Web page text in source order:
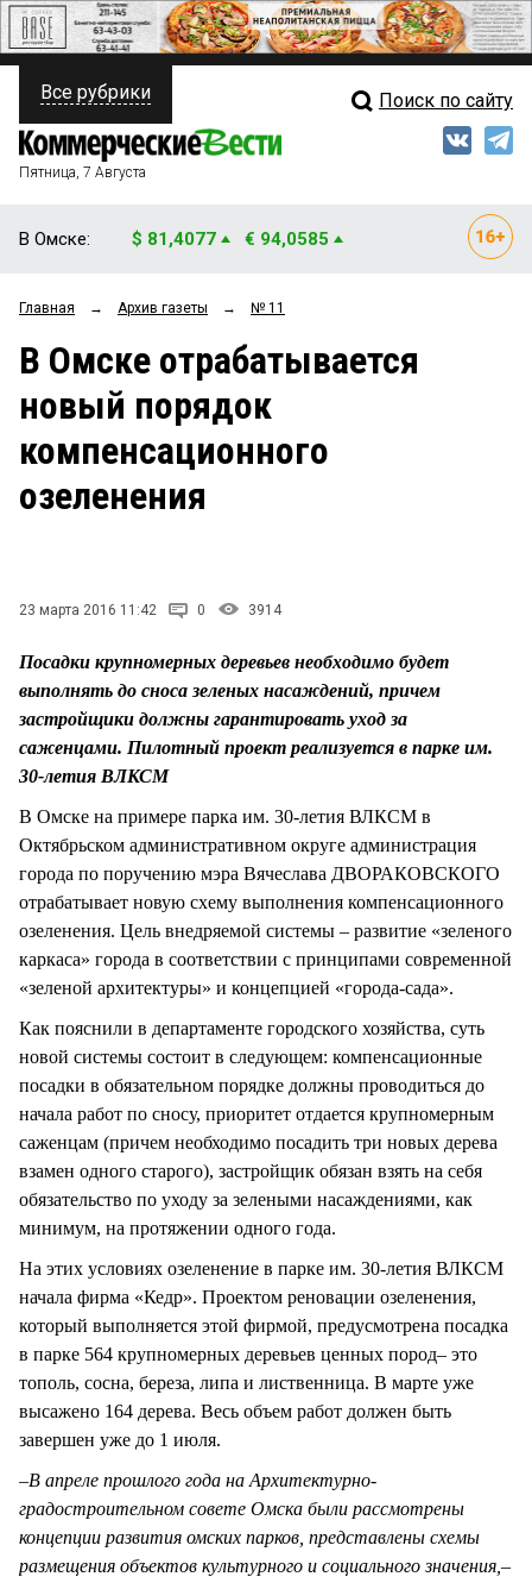
ПОЛИТИКА
ФИНАНСЫ
ОБЩЕСТВО
ЗАКОН
НОВОСТИ КОМПАНИЙ
Свежий выпуск
Рейтинги
Архив
Все рубрики Поиск по сайту
Пятница, 7 Августа
В Омске: $ 81,4077 € 94,0585
Главная → Архив газеты → № 11
В Омске отрабатывается
новый порядок
компенсационного
озеленения
23 марта 2016 11:42 0 3914
Посадки крупномерных деревьев необходимо будет
выполнять до сноса зеленых насаждений, причем
застройщики должны гарантировать уход за
саженцами. Пилотный проект реализуется в парке им.
30-летия ВЛКСМ
В Омске на примере парка им. 30-летия ВЛКСМ в
Октябрьском административном округе администрация
города по поручению мэра Вячеслава ДВОРАКОВСКОГО
отрабатывает новую схему выполнения компенсационного
озеленения. Цель внедряемой системы – развитие «зеленого
каркаса» города в соответствии с принципами современной
«зеленой архитектуры» и концепцией «города-сада».
Как пояснили в департаменте городского хозяйства, суть
новой системы состоит в следующем: компенсационные
посадки в обязательном порядке должны проводиться до
начала работ по сносу, приоритет отдается крупномерным
саженцам (причем необходимо посадить три новых дерева
взамен одного старого), застройщик обязан взять на себя
обязательство по уходу за зелеными насаждениями, как
минимум, на протяжении одного года.
На этих условиях озеленение в парке им. 30-летия ВЛКСМ
начала фирма «Кедр». Проектом реновации озеленения,
который выполняется этой фирмой, предусмотрена посадка
в парке 564 крупномерных деревьев ценных пород– это
тополь, сосна, береза, липа и лиственница. В марте уже
высажено 164 дерева. Весь объем работ должен быть
завершен уже до 1 июля.
–В апреле прошлого года на Архитектурно-
градостроительном совете Омска были рассмотрены
концепции развития омских парков, представлены схемы
размещения объектов культурного и социального значения,–